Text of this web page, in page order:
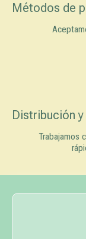
Métodos de
Distribución
Trabajamos